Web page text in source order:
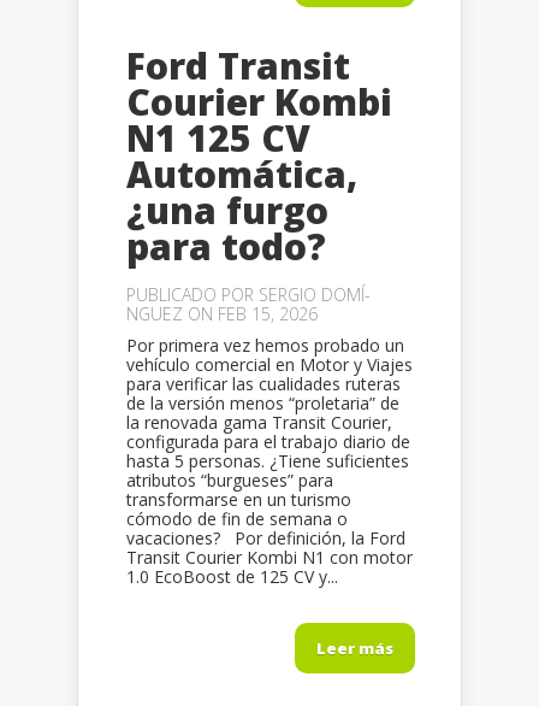
Ford Transit
Courier Kombi
N1 125 CV
Automática,
¿una furgo
para todo?
PUBLICADO POR SERGIO DOMÍ­
NGUEZ ON FEB 15, 2026
Por primera vez hemos probado un
vehículo comercial en Motor y Viajes
para verificar las cualidades ruteras
de la versión menos “proletaria” de
la renovada gama Transit Courier,
configurada para el trabajo diario de
hasta 5 personas. ¿Tiene suficientes
atributos “burgueses” para
transformarse en un turismo
cómodo de fin de semana o
vacaciones? Por definición, la Ford
Transit Courier Kombi N1 con motor
1.0 EcoBoost de 125 CV y...
Leer más